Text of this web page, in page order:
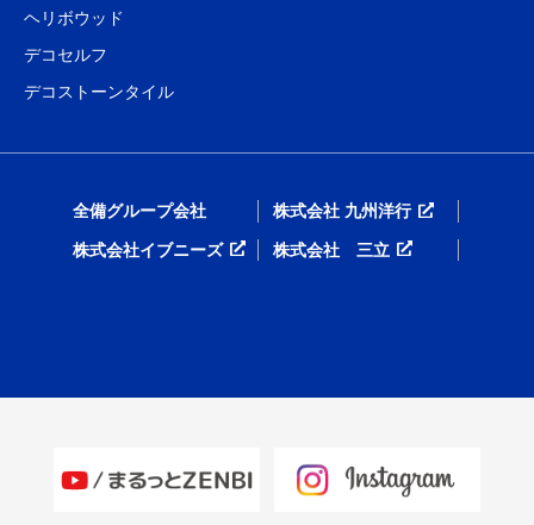
ヘリボウッド
デコセルフ
デコストーンタイル
全備グループ会社 株式会社 九州洋行
株式会社イブニーズ 株式会社 三立